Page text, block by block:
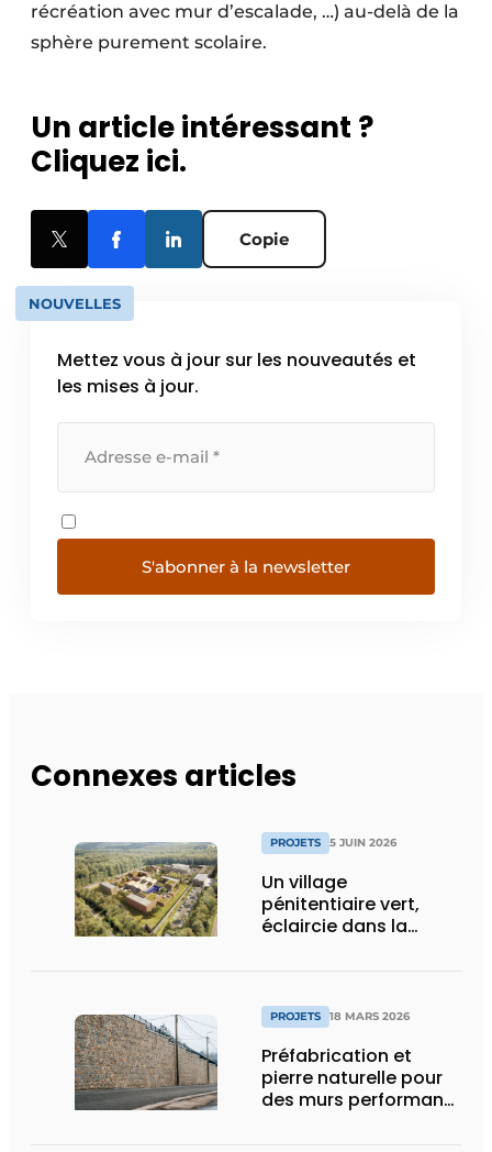
récréation avec mur d’escalade, …) au-delà de la
sphère purement scolaire.
Un article intéressant ?
Cliquez ici.
Copie
NOUVELLES
Mettez vous à jour sur les nouveautés et
les mises à jour.
S'abonner à la newsletter
Connexes articles
PROJETS 5 JUIN 2026
Un village
pénitentiaire vert,
éclaircie dans la
PROJETS 18 MARS 2026
Préfabrication et
pierre naturelle pour
des murs performants